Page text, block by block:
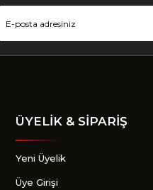
ÜYELİK & SİPARİŞ
Yeni Üyelik
Üye Girişi